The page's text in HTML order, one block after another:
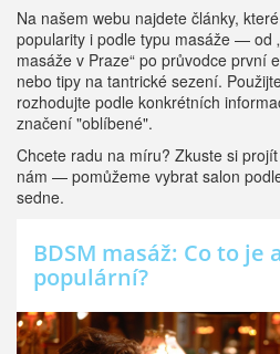
Na našem webu najdete články,
popularity i podle typu masáže — od
masáže v Praze“ po průvodce první
nebo tipy na tantrické sezení.
rozhodujte podle konkrétních
značení "oblíbené".
Chcete radu na míru? Zkuste si
nám — pomůžeme vybrat salon
sedne.
BDSM masáž: Co to je
populární?